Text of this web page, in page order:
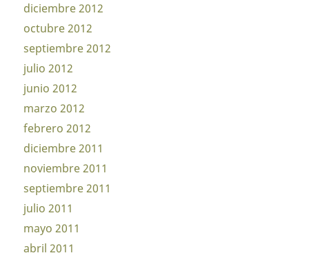
diciembre 2012
octubre 2012
septiembre 2012
julio 2012
junio 2012
marzo 2012
febrero 2012
diciembre 2011
noviembre 2011
septiembre 2011
julio 2011
mayo 2011
abril 2011